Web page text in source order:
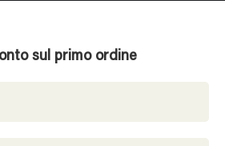
sul primo ordine